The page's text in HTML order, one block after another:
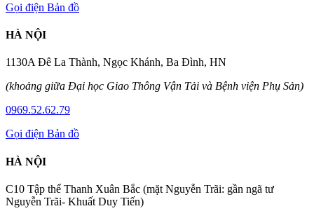
Gọi điện Bản đồ
HÀ NỘI
1130A Đê La Thành, Ngọc Khánh, Ba Đình, HN
(khoảng giữa Đại học Giao Thông Vận Tải và Bệnh viện Phụ Sản)
0969.52.62.79
Gọi điện Bản đồ
HÀ NỘI
C10 Tập thể Thanh Xuân Bắc (mặt Nguyễn Trãi: gần ngã tư
Nguyễn Trãi- Khuất Duy Tiến)